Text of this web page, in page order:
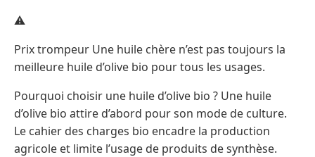
⚠️
Prix trompeur Une huile chère n’est pas toujours la
meilleure huile d’olive bio pour tous les usages.
Pourquoi choisir une huile d’olive bio ? Une huile
d’olive bio attire d’abord pour son mode de culture.
Le cahier des charges bio encadre la production
agricole et limite l’usage de produits de synthèse.